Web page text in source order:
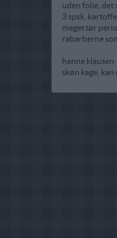
uden folie, det
3 spsk.
meget tør
rabarberne
hanne klausen
skøn kage, kan